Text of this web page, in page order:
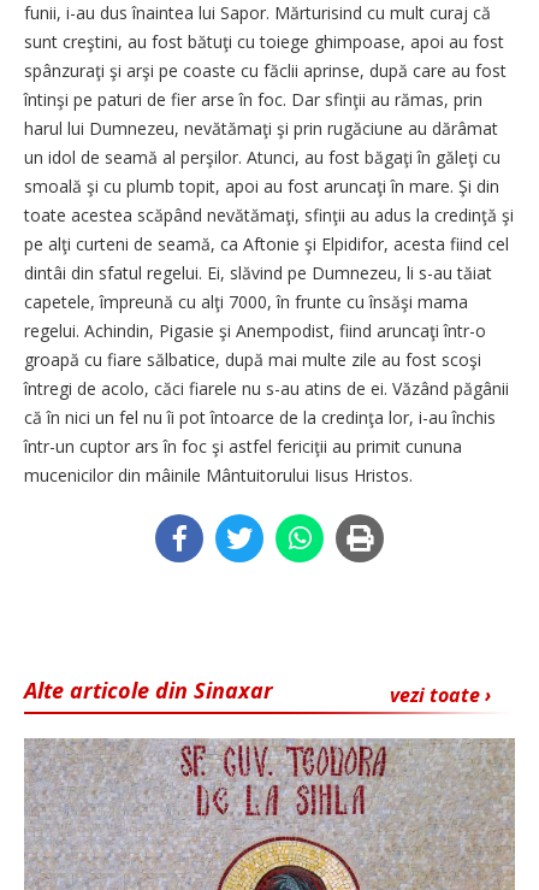
funii, i-au dus îna­intea lui Sapor. Mărturisind cu mult curaj că
sunt creştini, au fost bătuţi cu toiege ghimpoase, apoi au fost
spânzuraţi şi arşi pe coaste cu făclii aprinse, după care au fost
întinşi pe paturi de fier arse în foc. Dar sfinţii au rămas, prin
harul lui Dumnezeu, nevătămaţi şi prin rugăciune au dărâmat
un idol de seamă al perşilor. Atunci, au fost băgaţi în găleţi cu
smoală şi cu plumb topit, apoi au fost aruncaţi în mare. Şi din
toate acestea scăpând nevătămaţi, sfinţii au adus la credinţă şi
pe alţi curteni de seamă, ca Aftonie şi Elpidifor, acesta fiind cel
dintâi din sfatul regelui. Ei, slăvind pe Dumnezeu, li s-au tăiat
capetele, împreună cu alţi 7000, în frunte cu însăşi mama
regelui. Achindin, Pigasie şi Anempodist, fiind aruncaţi într-o
groapă cu fiare sălbatice, după mai multe zile au fost scoşi
întregi de acolo, căci fiarele nu s-au atins de ei. Văzând păgânii
că în nici un fel nu îi pot întoarce de la credinţa lor, i-au închis
într-un cuptor ars în foc şi astfel fericiţii au primit cununa
mucenicilor din mâinile Mântuitorului Iisus Hristos.
vezi toate ›
Alte articole din Sinaxar